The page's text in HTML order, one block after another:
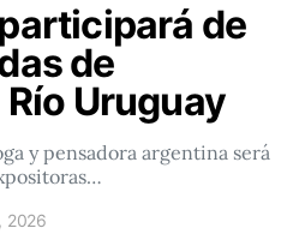
de
de
Uruguay
y pensadora argentina será
2026